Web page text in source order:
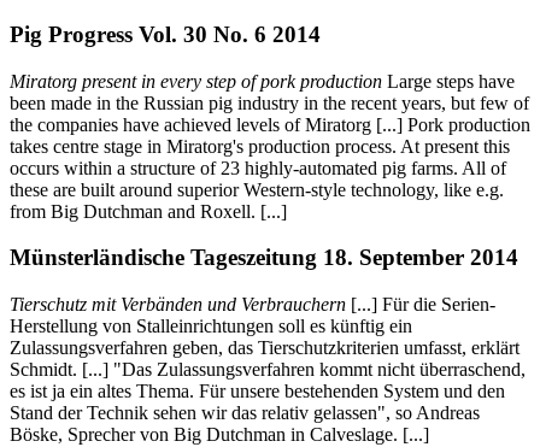
Pig Progress Vol. 30 No. 6 2014
Miratorg present in every step of pork production Large steps have
been made in the Russian pig industry in the recent years, but few of
the companies have achieved levels of Miratorg [...] Pork production
takes centre stage in Miratorg's production process. At present this
occurs within a structure of 23 highly-automated pig farms. All of
these are built around superior Western-style technology, like e.g.
from Big Dutchman and Roxell. [...]
Münsterländische Tageszeitung 18. September 2014
Tierschutz mit Verbänden und Verbrauchern [...] Für die Serien-
Herstellung von Stalleinrichtungen soll es künftig ein
Zulassungsverfahren geben, das Tierschutzkriterien umfasst, erklärt
Schmidt. [...] "Das Zulassungsverfahren kommt nicht überraschend,
es ist ja ein altes Thema. Für unsere bestehenden System und den
Stand der Technik sehen wir das relativ gelassen", so Andreas
Böske, Sprecher von Big Dutchman in Calveslage. [...]